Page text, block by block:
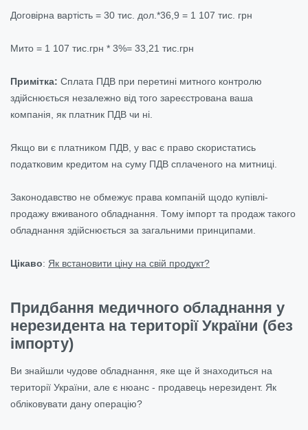
Договірна вартість = 30 тис. дол.*36,9 = 1 107 тис. грн
Мито = 1 107 тис.грн * 3%= 33,21 тис.грн
Примітка: Сплата ПДВ при перетині митного контролю
здійснюється незалежно від того зареєстрована ваша
компанія, як платник ПДВ чи ні.
Якщо ви є платником ПДВ, у вас є право скористатись
податковим кредитом на суму ПДВ сплаченого на митниці.
Законодавство не обмежує права компаній щодо купівлі-
продажу вживаного обладнання. Тому імпорт та продаж такого
обладнання здійснюється за загальними принципами.
Цікаво: Як встановити ціну на свій продукт?
Придбання медичного обладнання у
нерезидента на території України (без
імпорту)
Ви знайшли чудове обладнання, яке ще й знаходиться на
території України, але є нюанс - продавець нерезидент. Як
обліковувати дану операцію?